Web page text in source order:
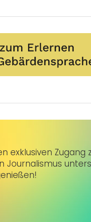
exklusiven Zugang